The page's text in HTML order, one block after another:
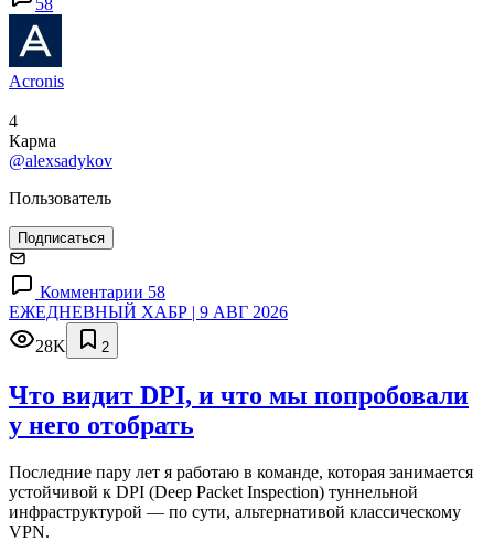
58
Acronis
4
Карма
@alexsadykov
Пользователь
Подписаться
Комментарии 58
ЕЖЕДНЕВНЫЙ ХАБР | 9 АВГ 2026
28K
2
Что видит DPI, и что мы попробовали
у него отобрать
Последние пару лет я работаю в команде, которая занимается
устойчивой к DPI (Deep Packet Inspection) туннельной
инфраструктурой — по сути, альтернативой классическому
VPN.